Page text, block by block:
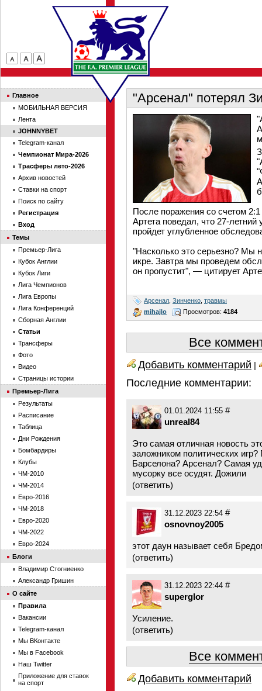
"Арсенал" потерял
После поражения со счетом
Артета поведал, что 27-летний
пройдет углубленное
"Насколько это серьезно? Мы
икре. Завтра мы проведем
он пропустит", — цитирует
Арсенал Зинченко травмы
mihajlo
Просмотров: 4184
Все
Добавить комментарий |
Последние комментарии:
01.01.2024 11:55 #
unreal84
Это самая отличная новость
заложником политических
Барселона? Арсенал? Самая
мусорку все осудят. Дожили
(ответить)
31.12.2023 22:54 #
osnovnoy2005
этот даун называет себя
(ответить)
31.12.2023 22:44 #
superglor
Усиление.
(ответить)
Все
Добавить комментарий
Главное
МОБИЛЬНАЯ ВЕРСИЯ
Лента
JOHNNYBET
Telegram-канал
Чемпионат Мира-2026
Трасферы лето-2026
Архив новостей
Ставки на спорт
Поиск по сайту
Регистрация
Вход
Темы
Премьер-Лига
Кубок Англии
Кубок Лиги
Лига Чемпионов
Лига Европы
Лига Конференций
Сборная Англии
Статьи
Трансферы
Фото
Видео
Страницы истории
Премьер-Лига
Результаты
Расписание
Таблица
Дни Рождения
Бомбардиры
Клубы
ЧМ-2010
ЧМ-2014
Евро-2016
ЧМ-2018
Евро-2020
ЧМ-2022
Евро-2024
Блоги
Владимир Стогниенко
Александр Гришин
О сайте
Правила
Вакансии
Telegram-канал
Мы ВКонтакте
Мы в Facebook
Наш Twitter
Приложение для ставок
на спорт